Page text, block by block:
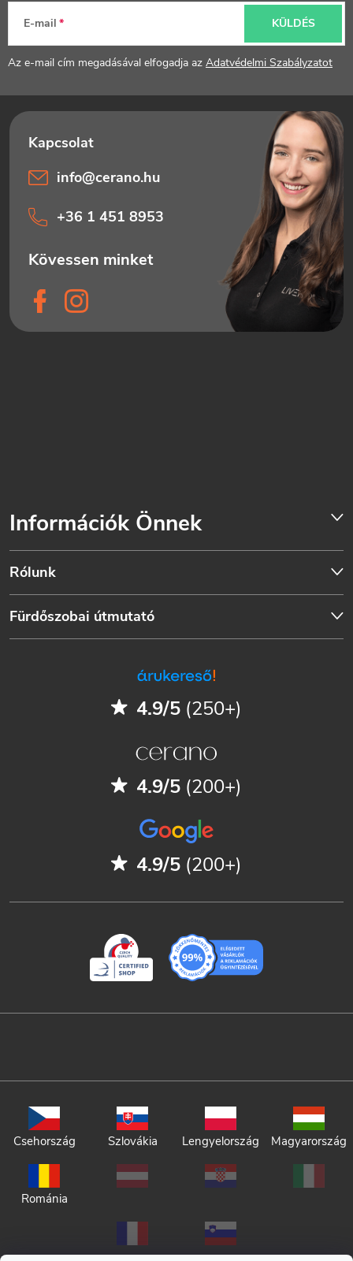
é
E-mail
Az e-mail cím megadásával elfogadja az Adatvédelmi Szabályzatot
KÜLDÉS
Információk Önnek
Rólunk
Fürdőszobai útmutató
info@cerano.hu
+36 1 451 8953
4.9/5 (250+)
4.9/5 (200+)
4.9/5 (200+)
Csehország Szlovákia Lengyelország Magyarország
Románia